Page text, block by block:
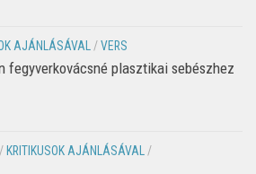
AJÁNLÁSÁVAL/VERS
fegyverkovácsné plasztikai sebészhez
/ KRITIKUSOK AJÁNLÁSÁVAL/